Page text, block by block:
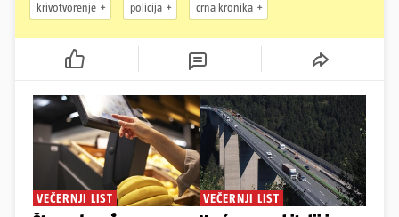
krivotvorenje policija crna kronika